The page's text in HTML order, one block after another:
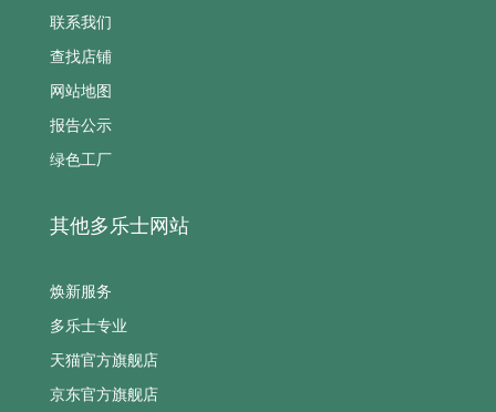
联系我们
查找店铺
网站地图
报告公示
绿色工厂
其他多乐士网站
焕新服务
多乐士专业
天猫官方旗舰店
京东官方旗舰店